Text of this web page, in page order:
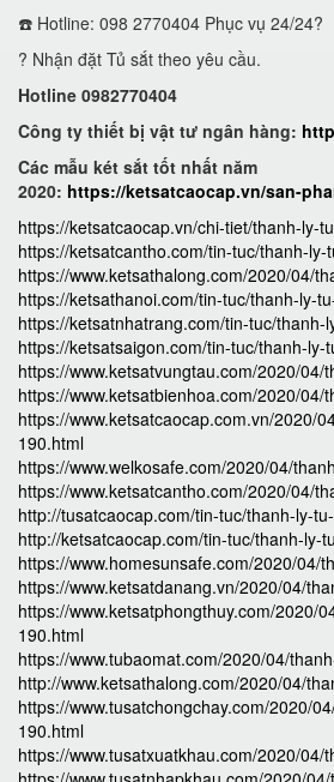
☎️ Hotline: 098 2770404 Phục vụ 24/24?
? Nhận đặt Tủ sắt theo yêu cầu.
Hotline 0982770404
Công ty thiết bị vật tư ngân hàng:
Các mẫu két sắt tốt nhất năm
2020: https://ketsatcaocap.vn/san-
https://ketsatcaocap.vn/chi-tiet/thanh-ly-
https://ketsatcantho.com/tin-tuc/thanh-ly-
https://www.ketsathalong.com/2020/04/
https://ketsathanoi.com/tin-tuc/thanh-ly-
https://ketsatnhatrang.com/tin-tuc/thanh-
https://ketsatsaigon.com/tin-tuc/thanh-ly-
https://www.ketsatvungtau.com/2020/
https://www.ketsatbienhoa.com/2020/
https://www.ketsatcaocap.com.vn/2020/
190.html
https://www.welkosafe.com/2020/04/
https://www.ketsatcantho.com/2020/04/
http://tusatcaocap.com/tin-tuc/thanh-ly-
http://ketsatcaocap.com/tin-tuc/thanh-ly-
https://www.homesunsafe.com/2020/04/
https://www.ketsatdanang.vn/2020/04/
https://www.ketsatphongthuy.com/2020/
190.html
https://www.tubaomat.com/2020/04/
http://www.ketsathalong.com/2020/04/
https://www.tusatchongchay.com/2020/
190.html
https://www.tusatxuatkhau.com/2020/